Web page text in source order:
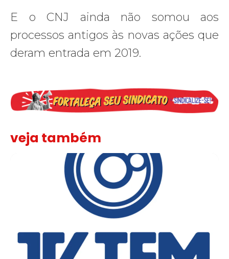
E o CNJ ainda não somou aos
processos antigos às novas ações que
deram entrada em 2019.
veja também
Sindicato leva reivindicações à TV TEM, denunciada de cometer